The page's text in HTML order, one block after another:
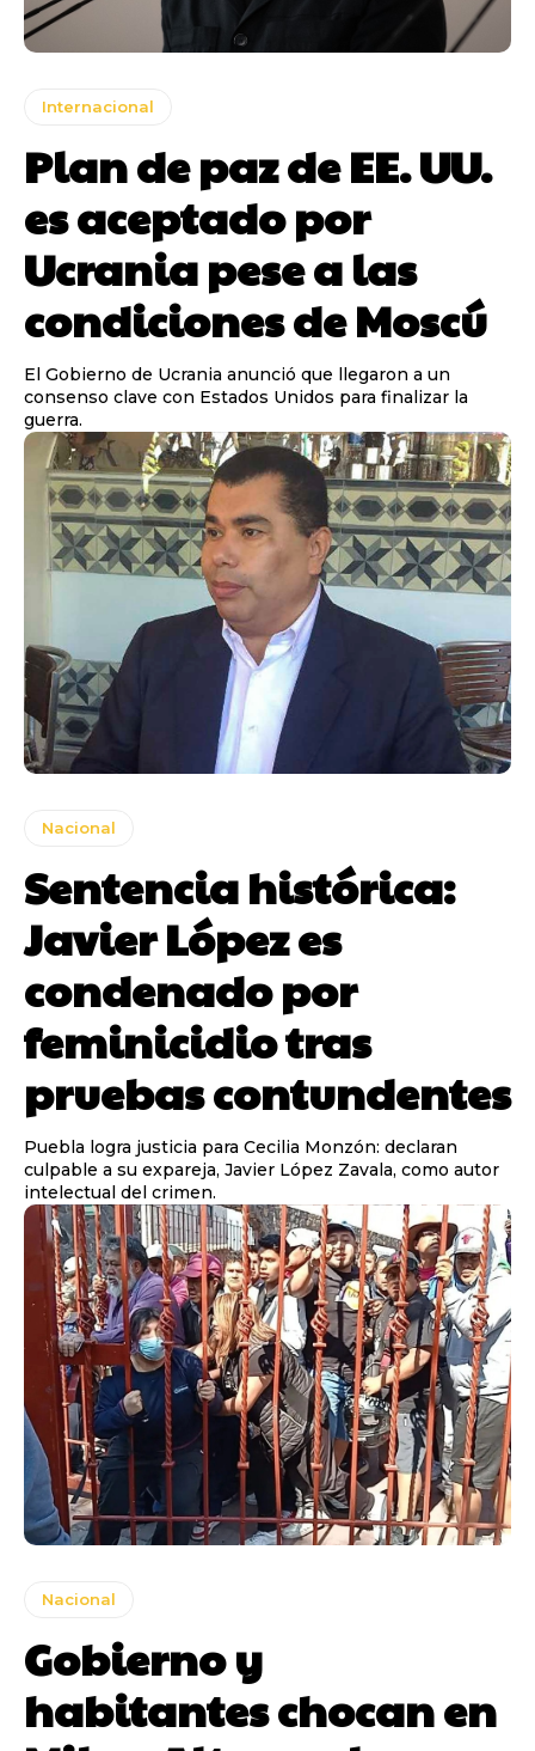
Internacional
Plan de paz de EE. UU.
es aceptado por
Ucrania pese a las
condiciones de Moscú
El Gobierno de Ucrania anunció que llegaron a un
consenso clave con Estados Unidos para finalizar la
guerra.
Nacional
Sentencia histórica:
Javier López es
condenado por
feminicidio tras
pruebas contundentes
Puebla logra justicia para Cecilia Monzón: declaran
culpable a su expareja, Javier López Zavala, como autor
intelectual del crimen.
Nacional
Gobierno y
habitantes chocan en